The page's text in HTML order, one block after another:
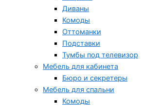
Диваны
Комоды
Оттоманки
Подставки
Тумбы под телевизор
Мебель для кабинета
Бюро и секретеры
Мебель для спальни
Комоды